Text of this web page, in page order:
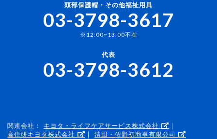
頭部保護帽・その他福祉用具
03-3798-3617
※12:00~13:00不在
代表
03-3798-3612
関連会社： キヨタ・ライフケアサービス株式会社
｜
高住研キヨタ株式会社
｜ 清田・佐野初商事有限公司